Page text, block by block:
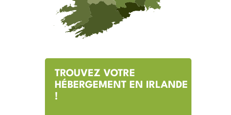
TROUVEZ VOTRE
HÉBERGEMENT EN IRLANDE
!